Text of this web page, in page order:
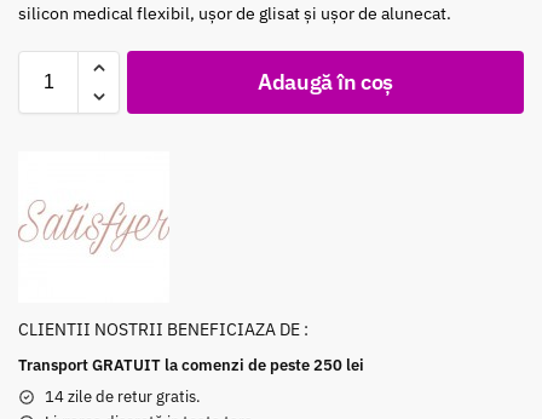
silicon medical flexibil, ușor de glisat și ușor de alunecat.
Adaugă în coș
CLIENTII NOSTRII BENEFICIAZA DE :
Transport GRATUIT la comenzi de peste 250 lei
14 zile de retur gratis.